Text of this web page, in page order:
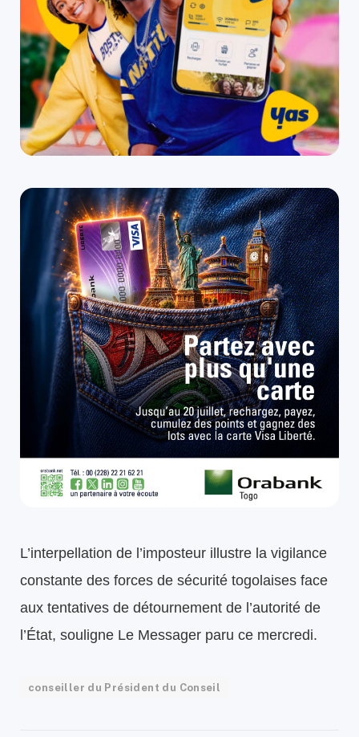
L’interpellation de l’imposteur illustre la vigilance
constante des forces de sécurité togolaises face
aux tentatives de détournement de l’autorité de
l’État, souligne Le Messager paru ce mercredi.
conseiller du Président du Conseil